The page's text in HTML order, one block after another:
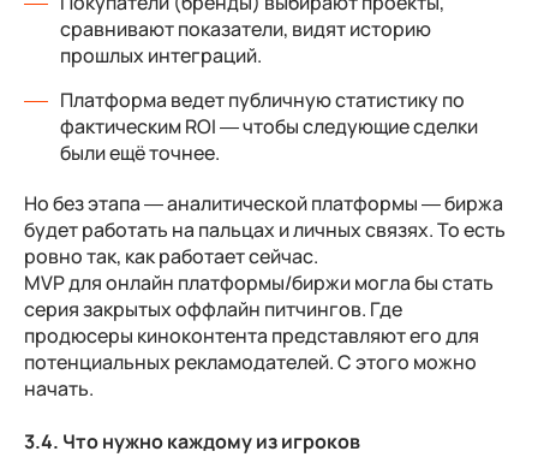
сравнивают показатели, видят историю
прошлых интеграций.
Платформа ведет публичную статистику по
фактическим ROI — чтобы следующие сделки
были ещё точнее.
Но без этапа — аналитической платформы — биржа
будет работать на пальцах и личных связях. То есть
ровно так, как работает сейчас.
MVP для онлайн платформы/биржи могла бы стать
серия закрытых оффлайн питчингов. Где
продюсеры киноконтента представляют его для
потенциальных рекламодателей. С этого можно
начать.
3.4. Что нужно каждому из игроков